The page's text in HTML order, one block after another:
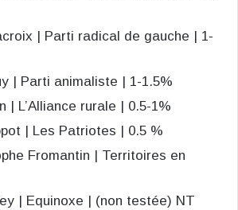
| Parti radical de gauche | 1-
| Parti animaliste | 1-1.5%
| L’Alliance rurale | 0.5-1%
| Les Patriotes | 0.5 %
Fromantin | Territoires en
| Equinoxe | (non testée) NT